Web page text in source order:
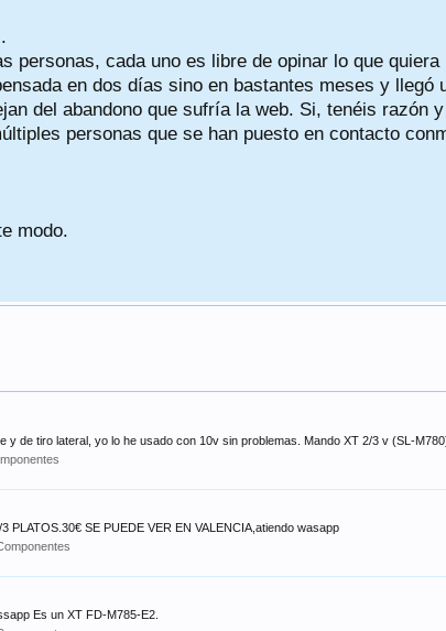
personas, cada uno es libre de opinar lo que
en dos días sino en bastantes meses y llegó
del abandono que sufría la web. Si, tenéis razón
personas que se han puesto en contacto
modo.
de tiro lateral, yo lo he usado con 10v sin problemas. Mando XT 2/3 v (SL-
SE PUEDE VER EN VALENCIA,atiendo wasapp
Es un XT FD-M785-E2.